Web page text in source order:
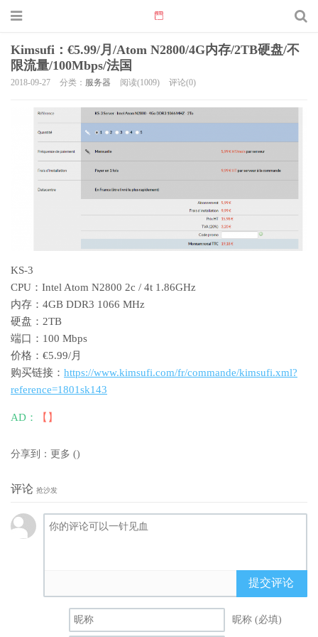
Kimsufi：€5.99/月/Atom N2800/4G内存/2TB硬盘/不
限流量/100Mbps/法国
2018-09-27 分类： 服务器 阅读(1009) 评论(0)
KS-3
CPU：Intel Atom N2800 2c / 4t 1.86GHz
内存：4GB DDR3 1066 MHz
硬盘：2TB
端口：100 Mbps
价格：€5.99/月
购买链接： https://www.kimsufi.com/fr/commande/kimsufi.xml?
reference=1801sk143
AD： 【】
分享到： 更多 ()
评论 抢沙发
提交评论
昵称 (必填)